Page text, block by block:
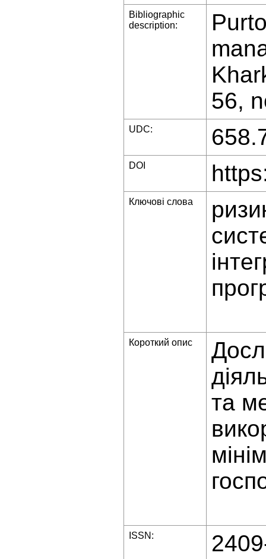
Bibliographic
description:
56,
UDC:
DOI
Ключові слова
Короткий опис
та
ISSN: